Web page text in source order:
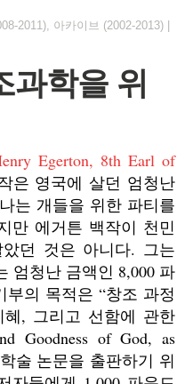
2011), 아카이브 (2002-2013)
과학을 위
Egerton, 8th Earl of
은 영국에 살던 엄청난
는 개들을 위한 파티를
만 에거튼 백작이 천민
던 것은 아니다. 그는
엄청난 금액인 8,000 파
의 목적은 “창조 과정
, 그리고 선함에 관한
Goodness of God, as
학술 논문을 출판하기 위